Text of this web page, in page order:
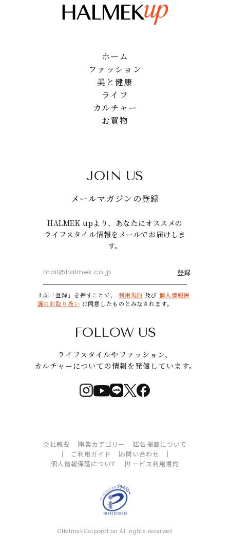
ホーム
ファッション
美と健康
ライフ
カルチャー
お買物
JOIN US
メールマガジンの登録
HALMEK upより、あなたにオススメの
ライフスタイル情報をメールでお届けしま
す。
登録
上記「登録」を押すことで、 利用規約 及び 個人情報保
護のお取り扱い に同意したものとみなされます。
FOLLOW US
ライフスタイルやファッション、
カルチャーについての情報を発信しています。
会社概要 事業カテゴリー
広告掲載について
ご利用ガイド
お問い合わせ
個人情報保護について
サービス利用規約
©Halmek Corporation All rights reserved